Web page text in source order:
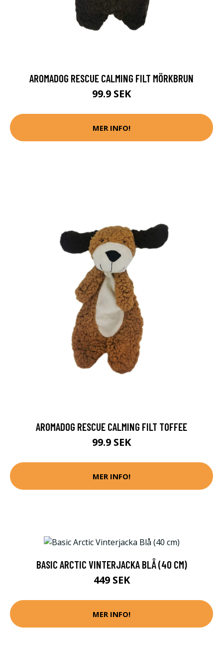
AROMADOG RESCUE CALMING FILT MÖRKBRUN
99.9 SEK
MER INFO!
AROMADOG RESCUE CALMING FILT TOFFEE
99.9 SEK
MER INFO!
BASIC ARCTIC VINTERJACKA BLÅ (40 CM)
449 SEK
MER INFO!